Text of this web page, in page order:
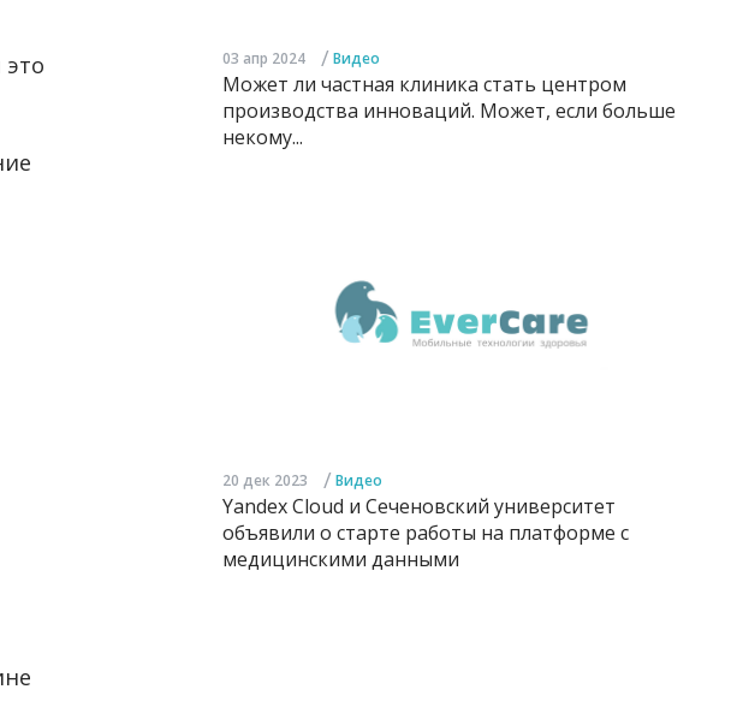
03 апр 2024 / Видео
Может ли частная клиника стать центром
производства инноваций. Может, если больше
некому...
20 дек 2023 / Видео
Yandex Cloud и Сеченовский университет
объявили о старте работы на платформе с
медицинскими данными